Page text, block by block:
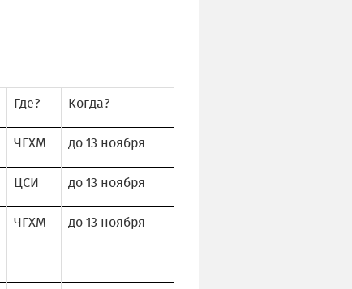
Где? Когда?
ЧГХМ до 13 ноября
ЦСИ до 13 ноября
ЧГХМ до 13 ноября